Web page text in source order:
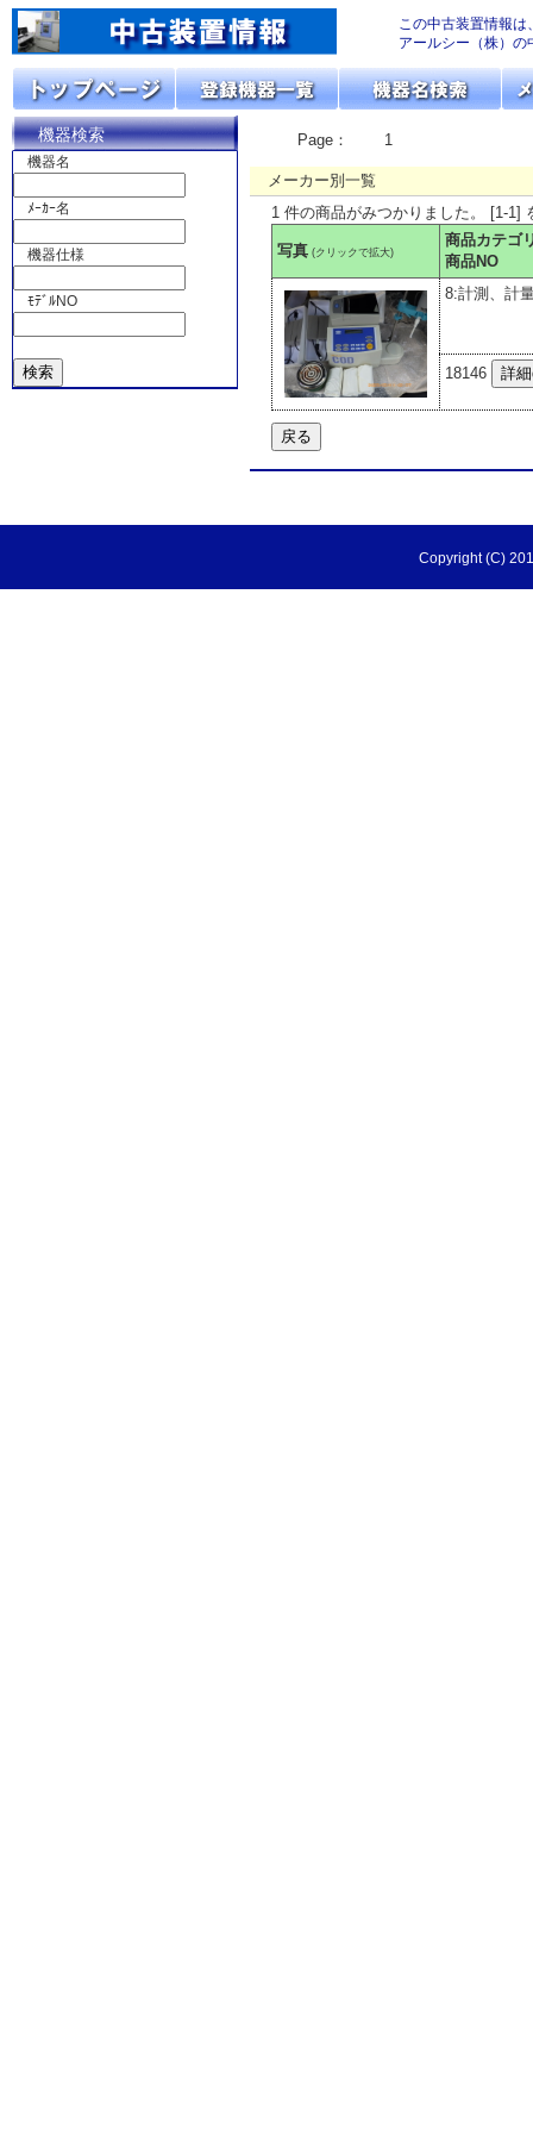
この中古装置情報は
アールシー（株）
機器検索
機器名
ﾒｰｶｰ名
機器仕様
ﾓﾃﾞﾙNO
Page： 1
メーカー別一覧
1 件の商品がみつかりました。 [1-1]
写真 (クリックで拡大)
商品カテゴ
商品NO
8:計測、計
18146
Copyright (C)